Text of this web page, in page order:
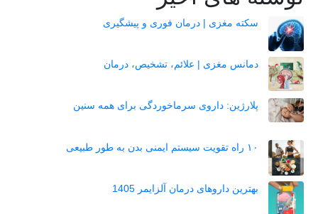
سکته مغزی | درمان فوری و پیشگیری
دمانس مغزی | علائم، تشخیص، درمان
پلارژین: داروی سرماخوردگی برای همه سنین
۱۰ راه تقویت سیستم ایمنی بدن به طور طبیعی
بهترین داروهای درمان آلزایمر 1405